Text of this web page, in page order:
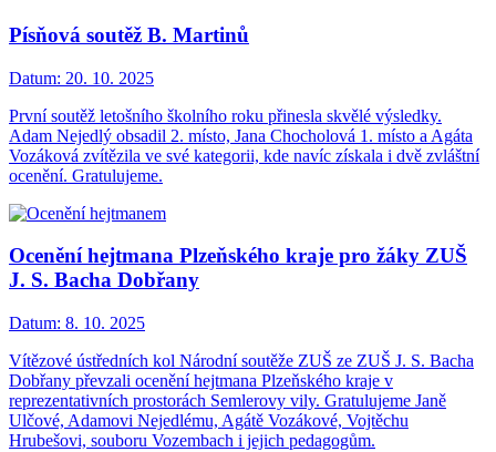
Písňová soutěž B. Martinů
Datum: 20. 10. 2025
První soutěž letošního školního roku přinesla skvělé výsledky.
Adam Nejedlý obsadil 2. místo, Jana Chocholová 1. místo a Agáta
Vozáková zvítězila ve své kategorii, kde navíc získala i dvě zvláštní
ocenění. Gratulujeme.
Ocenění hejtmana Plzeňského kraje pro žáky ZUŠ
J. S. Bacha Dobřany
Datum: 8. 10. 2025
Vítězové ústředních kol Národní soutěže ZUŠ ze ZUŠ J. S. Bacha
Dobřany převzali ocenění hejtmana Plzeňského kraje v
reprezentativních prostorách Semlerovy vily. Gratulujeme Janě
Ulčové, Adamovi Nejedlému, Agátě Vozákové, Vojtěchu
Hrubešovi, souboru Vozembach i jejich pedagogům.